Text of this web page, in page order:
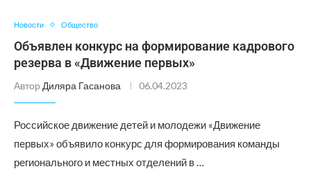
Новости Общество
Объявлен конкурс на формирование кадрового
резерва в «Движение первых»
Автор Диляра Гасанова 06.04.2023
Российское движение детей и молодежи «Движение
первых» объявило конкурс для формирования команды
регионального и местных отделений в …